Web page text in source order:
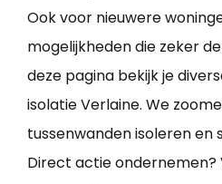
Ook voor nieuwere
mogelijkheden die zeker
deze pagina bekijk je
isolatie Verlaine. We
tussenwanden isoleren en
Direct actie ondernemen?